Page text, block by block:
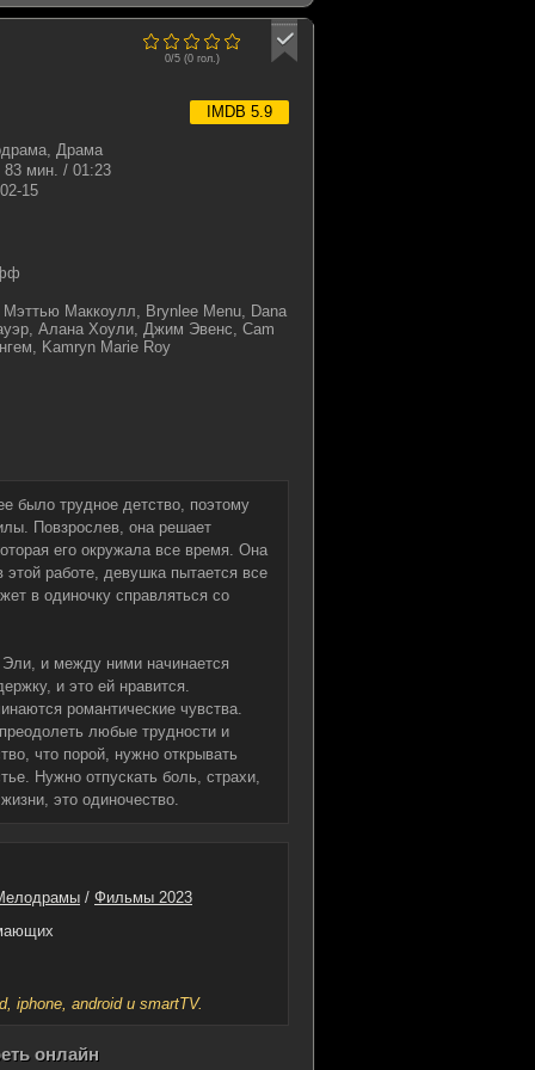
0/5 (0гол.)
IMDB 5.9
Драма
83 мин. / 01:23
15
Мэттью Маккоулл, Brynlee Menu, Dana
Алана Хоули, Джим Эвенс, Cam
Kamryn Marie Roy
было трудное детство, поэтому
Повзрослев, она решает
его окружала все время. Она
работе, девушка пытается все
в одиночку справляться со
и между ними начинается
и это ей нравится.
романтические чувства.
любые трудности и
что порой, нужно открывать
Нужно отпускать боль, страхи,
это одиночество.
/ Фильмы 2023
iphone, android и smartTV.
онлайн